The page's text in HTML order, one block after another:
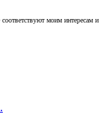
моим интересам и